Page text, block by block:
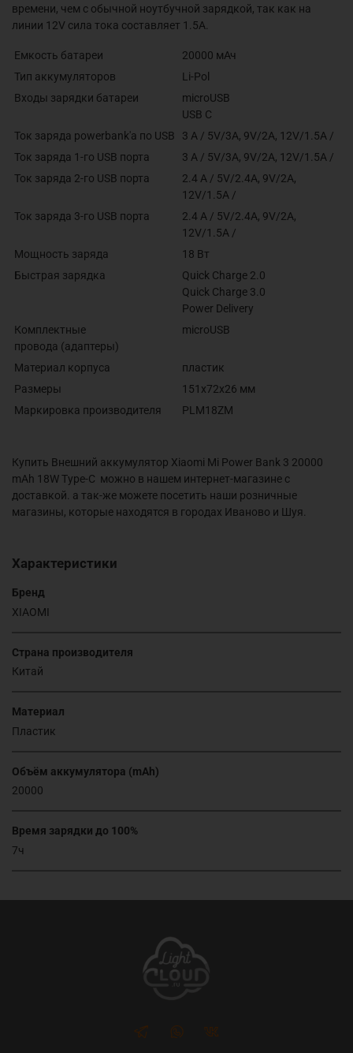
времени, чем с обычной ноутбучной зарядкой, так как на
линии 12V сила тока составляет 1.5A.
Емкость батареи
20000 мАч
Тип аккумуляторов
Li-Pol
Входы зарядки батареи
microUSB
USB C
Ток заряда powerbank'a по USB 3 А / 5V/3A, 9V/2A, 12V/1.5A /
Ток заряда 1-го USB порта 3 А / 5V/3A, 9V/2A, 12V/1.5A /
Ток заряда 2-го USB порта 2.4 А / 5V/2.4A, 9V/2A,
12V/1.5A /
Ток заряда 3-го USB порта 2.4 А / 5V/2.4A, 9V/2A,
12V/1.5A /
Мощность заряда
18 Вт
Быстрая зарядка
Quick Charge 2.0
Quick Charge 3.0
Power Delivery
Комплектные
провода (адаптеры)
microUSB
Материал корпуса
пластик
Размеры
151x72x26 мм
Маркировка производителя
PLM18ZM
Купить Внешний аккумулятор Xiaomi Mi Power Bank 3 20000
mAh 18W Type-C можно в нашем интернет-магазине с
доставкой. а так-же можете посетить наши розничные
магазины, которые находятся в городах Иваново и Шуя.
Характеристики
Бренд
XIAOMI
Страна производителя
Китай
Материал
Пластик
Объём аккумулятора (mAh)
20000
Время зарядки до 100%
7ч